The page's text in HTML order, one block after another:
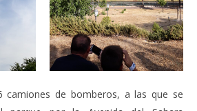
camiones de bomberos, a las que se